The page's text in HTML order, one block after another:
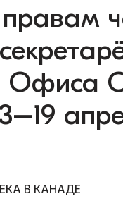
Офиса
В КАНАДЕ